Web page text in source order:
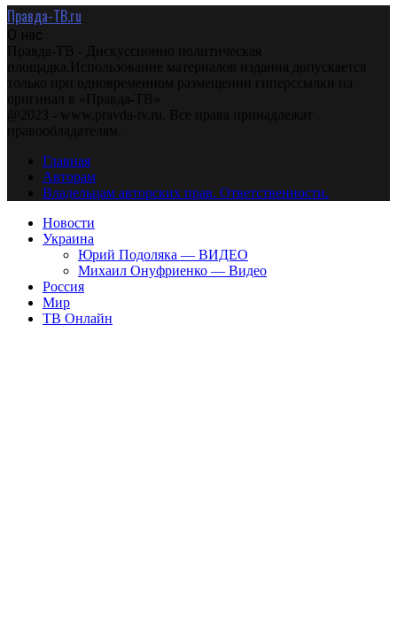
Правда-ТВ.ru
О нас
Правда-ТВ - Дискуссионно политическая
площадка.Использование материалов издания допускается
только при одновременном размещении гиперссылки на
оригинал в «Правда-ТВ»
@2023 - www.pravda-tv.ru. Все права принадлежат
правообладателям.
Главная
Авторам
Владельцам авторских прав. Ответственности.
Новости
Украина
Юрий Подоляка — ВИДЕО
Михаил Онуфриенко — Видео
Россия
Мир
ТВ Онлайн